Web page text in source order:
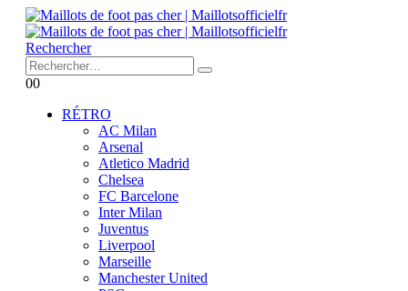
Rechercher
00
RÉTRO
AC Milan
Arsenal
Atletico Madrid
Chelsea
FC Barcelone
Inter Milan
Juventus
Liverpool
Marseille
Manchester United